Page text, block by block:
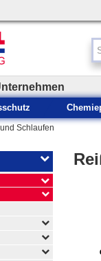
Schlaufen